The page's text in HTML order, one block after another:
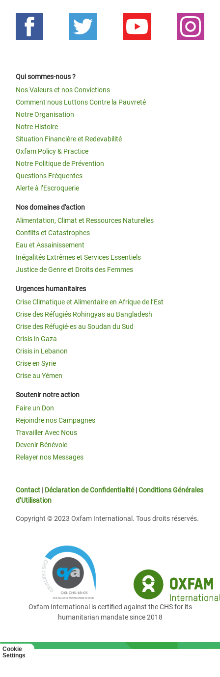
Cookie
Settings
Qui sommes-nous ?
Nos Valeurs et nos Convictions
Comment nous Luttons Contre la Pauvreté
Notre Organisation
Notre Histoire
Situation Financière et Redevabilité
Oxfam Policy & Practice
Notre Politique de Prévention
Questions Fréquentes
Alerte à l’Escroquerie
Nos domaines d'action
Alimentation, Climat et Ressources Naturelles
Conflits et Catastrophes
Eau et Assainissement
Inégalités Extrêmes et Services Essentiels
Justice de Genre et Droits des Femmes
Urgences humanitaires
Crise Climatique et Alimentaire en Afrique de l’Est
Crise des Réfugiés Rohingyas au Bangladesh
Crise des Réfugié·es au Soudan du Sud
Crisis in Gaza
Crisis in Lebanon
Crise en Syrie
Crise au Yémen
Soutenir notre action
Faire un Don
Rejoindre nos Campagnes
Travailler Avec Nous
Devenir Bénévole
Relayer nos Messages
Contact | Déclaration de Confidentialité|Conditions Générales
d’Utilisation
Copyright © 2023 Oxfam International. Tous droits réservés.
Oxfam International is certified against the CHS for its
humanitarian mandate since 2018